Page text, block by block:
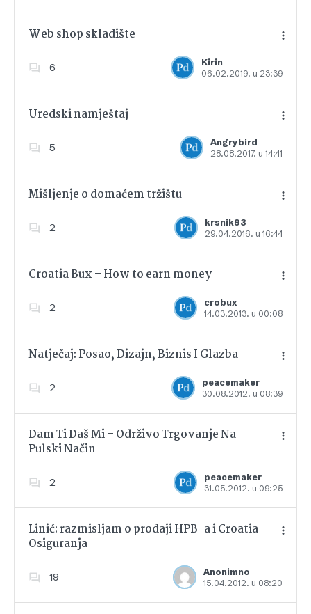
Web shop skladište
6
Kirin
06.02.2019. u 23:39
Dodajte u favorite
Uredski namještaj
5
Angrybird
28.08.2017. u 14:41
Dodajte u favorite
Mišljenje o domaćem tržištu
2
krsnik93
29.04.2016. u 16:44
Dodajte u favorite
Croatia Bux – How to earn money
2
crobux
14.03.2013. u 00:08
Dodajte u favorite
Natječaj: Posao, Dizajn, Biznis I Glazba
2
peacemaker
30.08.2012. u 08:39
Dodajte u favorite
Dam Ti Daš Mi – Održivo Trgovanje Na
Pulski Način
2
peacemaker
31.05.2012. u 09:25
Dodajte u favorite
Linić: razmisljam o prodaji HPB-a i Croatia
Osiguranja
19
Anonimno
15.04.2012. u 08:20
Dodajte u favorite